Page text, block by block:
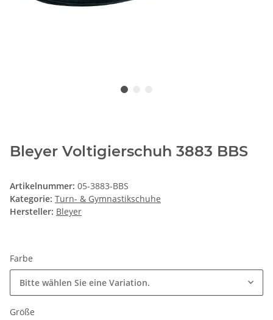
Bleyer Voltigierschuh 3883 BBS
Artikelnummer: 05-3883-BBS
Kategorie: Turn- & Gymnastikschuhe
Hersteller: Bleyer
Farbe
Bitte wählen Sie eine Variation.
Größe